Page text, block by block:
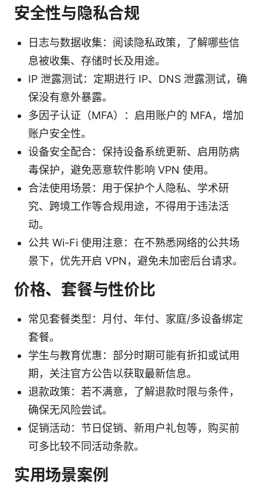
安全性与隐私合规
日志与数据收集：阅读隐私政策，了解哪些信
息被收集、存储时长及用途。
IP 泄露测试：定期进行 IP、DNS 泄露测试，确
保没有意外暴露。
多因子认证（MFA）：启用账户的 MFA，增加
账户安全性。
设备安全配合：保持设备系统更新、启用防病
毒保护，避免恶意软件影响 VPN 使用。
合法使用场景：用于保护个人隐私、学术研
究、跨境工作等合规用途，不得用于违法活
动。
公共 Wi-Fi 使用注意：在不熟悉网络的公共场
景下，优先开启 VPN，避免未加密后台请求。
价格、套餐与性价比
常见套餐类型：月付、年付、家庭/多设备绑定
套餐。
学生与教育优惠：部分时期可能有折扣或试用
期，关注官方公告以获取最新信息。
退款政策：若不满意，了解退款时限与条件，
确保无风险尝试。
促销活动：节日促销、新用户礼包等，购买前
可多比较不同活动条款。
实用场景案例